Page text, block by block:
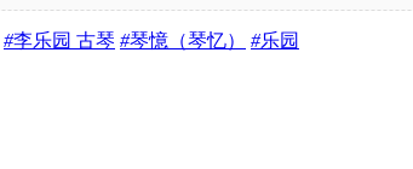
#李乐园 古琴 #琴憶（琴忆） #乐园